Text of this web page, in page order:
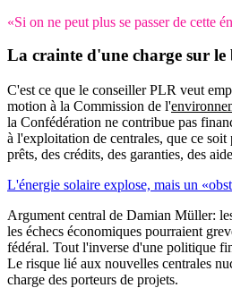
«Si on ne peut plus se passer de cette
La crainte d'une charge sur le
C'est ce que le conseiller PLR veut
motion à la Commission de l'
la Confédération ne contribue pas
à l'exploitation de centrales, que ce soit
prêts, des crédits, des garanties, des
L'énergie solaire explose, mais un
Argument central de Damian Müller:
les échecs économiques pourraient
fédéral. Tout l'inverse d'une politique
Le risque lié aux nouvelles centrales
charge des porteurs de projets.